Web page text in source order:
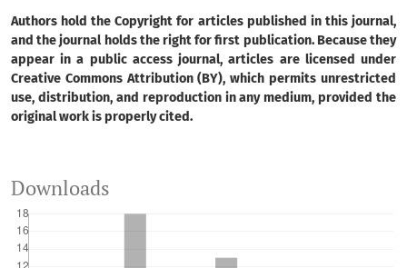
Authors hold the Copyright for articles published in this journal,
and the journal holds the right for first publication. Because they
appear in a public access journal, articles are licensed under
Creative Commons Attribution (BY), which permits unrestricted
use, distribution, and reproduction in any medium, provided the
original work is properly cited.
Downloads